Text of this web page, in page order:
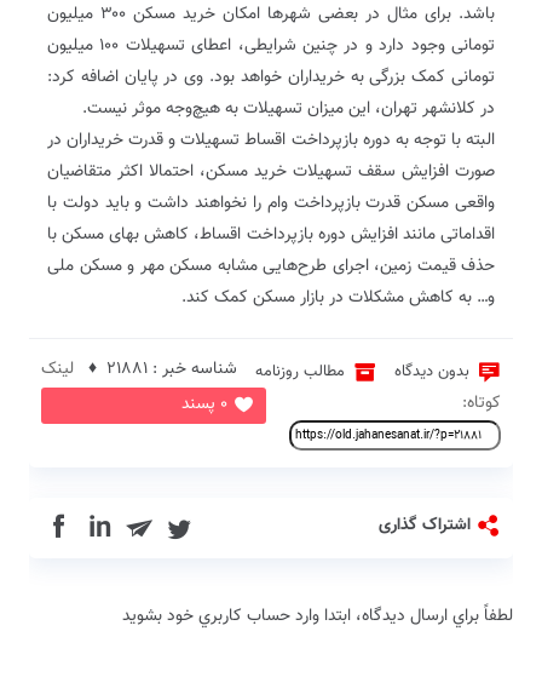
باشد. برای مثال در بعضی شهرها امکان خرید مسکن ۳۰۰ میلیون
تومانی وجود دارد و در چنین شرایطی، اعطای تسهیلات ۱۰۰ میلیون
تومانی کمک بزرگی به خریداران خواهد بود. وی در پایان اضافه کرد:
در کلانشهر تهران، این میزان تسهیلات به هیچ‌وجه موثر نیست.
البته با توجه به دوره بازپرداخت اقساط تسهیلات و قدرت خریداران در
صورت افزایش سقف تسهیلات خرید مسکن، احتمالا اکثر متقاضیان
واقعی مسکن قدرت بازپرداخت وام را نخواهند داشت و باید دولت با
اقداماتی مانند افزایش دوره بازپرداخت اقساط، کاهش بهای مسکن با
حذف قیمت زمین، اجرای طرح‌هایی مشابه مسکن مهر و مسکن ملی
و… به کاهش مشکلات در بازار مسکن کمک کند.
بدون دیدگاه مطالب روزنامه
0 پسند
شناسه خبر : 21881 ♦
لینک
کوتاه:
اشتراک گذاری in
لطفاً براي ارسال دیدگاه، ابتدا وارد حساب كاربري خود بشويد